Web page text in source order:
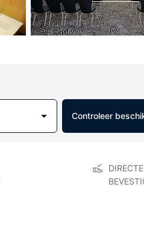
Controleer
DIRECTE